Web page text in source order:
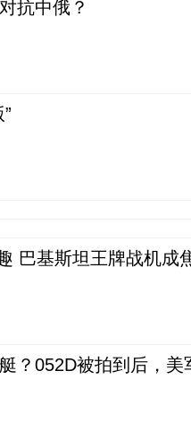
抗中俄？
巴基斯坦王牌战机成
？052D被拍到后，